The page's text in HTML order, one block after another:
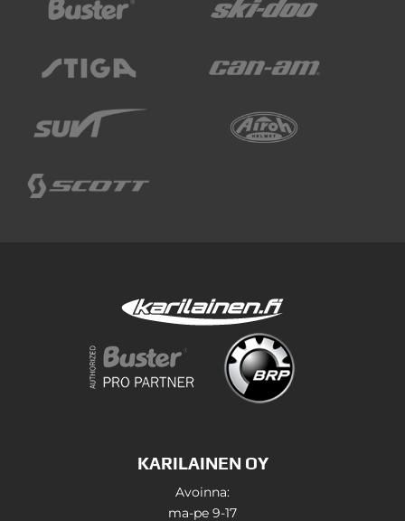
KARILAINEN OY
Avoinna:
ma-pe 9-17